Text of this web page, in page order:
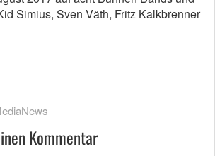
Simius, Sven Väth, Fritz Kalkbrenner
Kommentar